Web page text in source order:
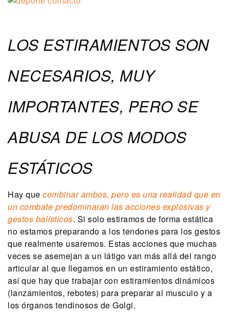
LOS ESTIRAMIENTOS SON
NECESARIOS, MUY
IMPORTANTES, PERO SE
ABUSA DE LOS MODOS
ESTÁTICOS
Hay que combinar ambos, pero es una realidad que en
un combate predominaran las acciones explosivas y
gestos balísticos. Si solo estiramos de forma estática
no estamos preparando a los tendones para los gestos
que realmente usaremos. Estas acciones que muchas
veces se asemejan a un látigo van más allá del rango
articular al que llegamos en un estiramiento estático,
así que hay que trabajar con estiramientos dinámicos
(lanzamientos, rebotes) para preparar al musculo y a
los órganos tendinosos de Golgi.